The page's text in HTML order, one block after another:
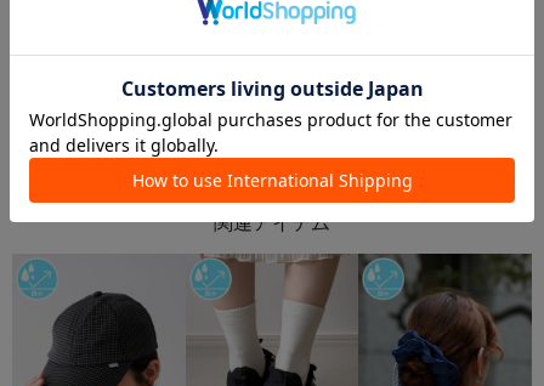
ジョイナステラス二俣川